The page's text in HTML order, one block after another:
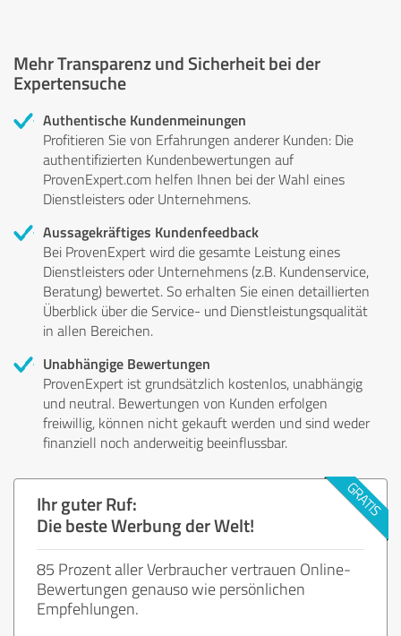
Mehr Transparenz und Sicherheit bei der
Expertensuche
Authentische Kundenmeinungen
Profitieren Sie von Erfahrungen anderer Kunden: Die
authentifizierten Kundenbewertungen auf
ProvenExpert.com helfen Ihnen bei der Wahl eines
Dienstleisters oder Unternehmens.
Aussagekräftiges Kundenfeedback
Bei ProvenExpert wird die gesamte Leistung eines
Dienstleisters oder Unternehmens (z.B. Kundenservice,
Beratung) bewertet. So erhalten Sie einen detaillierten
Überblick über die Service- und Dienstleistungsqualität
in allen Bereichen.
Unabhängige Bewertungen
ProvenExpert ist grundsätzlich kostenlos, unabhängig
und neutral. Bewertungen von Kunden erfolgen
freiwillig, können nicht gekauft werden und sind weder
finanziell noch anderweitig beeinflussbar.
Ihr guter Ruf:
Die beste Werbung der Welt!
85 Prozent aller Verbraucher vertrauen Online-
Bewertungen genauso wie persönlichen
Empfehlungen.